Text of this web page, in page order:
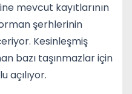
mevcut kayıtlarının
şerhlerinin
Kesinleşmiş
bazı taşınmazlar için
açılıyor.